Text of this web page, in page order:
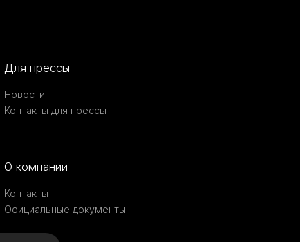
Для прессы
Новости
Контакты для прессы
О компании
Контакты
Официальные документы